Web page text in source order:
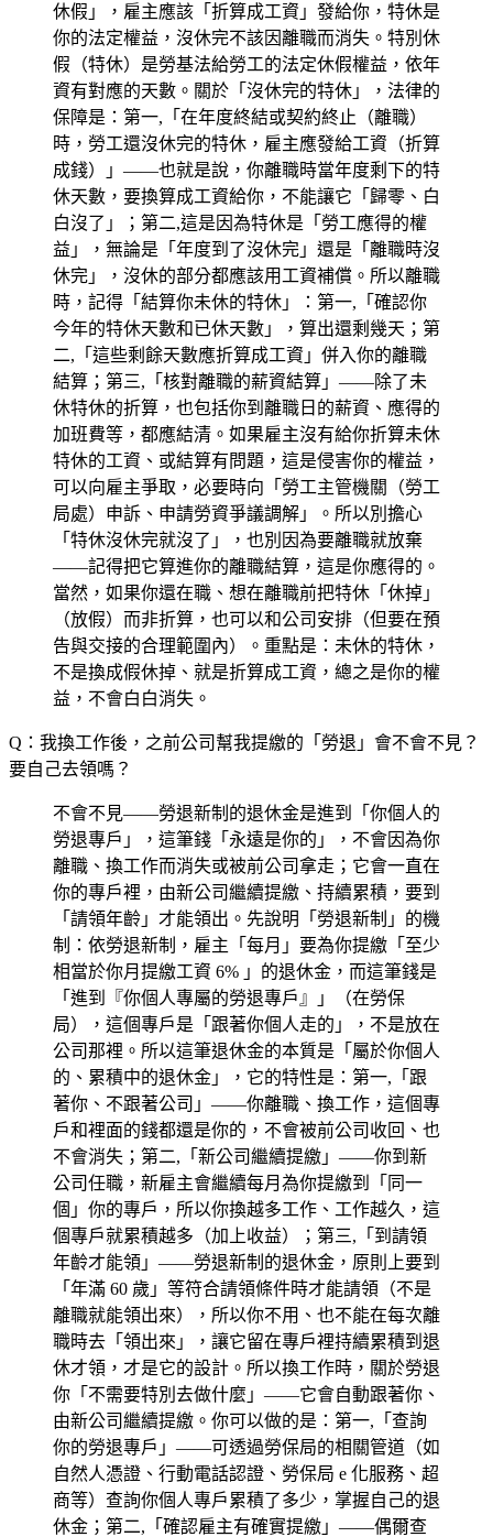
休假」，雇主應該「折算成工資」發給你，特休是
你的法定權益，沒休完不該因離職而消失。特別休
假（特休）是勞基法給勞工的法定休假權益，依年
資有對應的天數。關於「沒休完的特休」，法律的
保障是：第一,「在年度終結或契約終止（離職）
時，勞工還沒休完的特休，雇主應發給工資（折算
成錢）」——也就是說，你離職時當年度剩下的特
休天數，要換算成工資給你，不能讓它「歸零、白
白沒了」；第二,這是因為特休是「勞工應得的權
益」，無論是「年度到了沒休完」還是「離職時沒
休完」，沒休的部分都應該用工資補償。所以離職
時，記得「結算你未休的特休」：第一,「確認你
今年的特休天數和已休天數」，算出還剩幾天；第
二,「這些剩餘天數應折算成工資」併入你的離職
結算；第三,「核對離職的薪資結算」——除了未
休特休的折算，也包括你到離職日的薪資、應得的
加班費等，都應結清。如果雇主沒有給你折算未休
特休的工資、或結算有問題，這是侵害你的權益，
可以向雇主爭取，必要時向「勞工主管機關（勞工
局處）申訴、申請勞資爭議調解」。所以別擔心
「特休沒休完就沒了」，也別因為要離職就放棄
——記得把它算進你的離職結算，這是你應得的。
當然，如果你還在職、想在離職前把特休「休掉」
（放假）而非折算，也可以和公司安排（但要在預
告與交接的合理範圍內）。重點是：未休的特休，
不是換成假休掉、就是折算成工資，總之是你的權
益，不會白白消失。
Q：我換工作後，之前公司幫我提繳的「勞退」會不會不見？
要自己去領嗎？
不會不見——勞退新制的退休金是進到「你個人的
勞退專戶」，這筆錢「永遠是你的」，不會因為你
離職、換工作而消失或被前公司拿走；它會一直在
你的專戶裡，由新公司繼續提繳、持續累積，要到
「請領年齡」才能領出。先說明「勞退新制」的機
制：依勞退新制，雇主「每月」要為你提繳「至少
相當於你月提繳工資 6% 」的退休金，而這筆錢是
「進到『你個人專屬的勞退專戶』」（在勞保
局），這個專戶是「跟著你個人走的」，不是放在
公司那裡。所以這筆退休金的本質是「屬於你個人
的、累積中的退休金」，它的特性是：第一,「跟
著你、不跟著公司」——你離職、換工作，這個專
戶和裡面的錢都還是你的，不會被前公司收回、也
不會消失；第二,「新公司繼續提繳」——你到新
公司任職，新雇主會繼續每月為你提繳到「同一
個」你的專戶，所以你換越多工作、工作越久，這
個專戶就累積越多（加上收益）；第三,「到請領
年齡才能領」——勞退新制的退休金，原則上要到
「年滿 60 歲」等符合請領條件時才能請領（不是
離職就能領出來），所以你不用、也不能在每次離
職時去「領出來」，讓它留在專戶裡持續累積到退
休才領，才是它的設計。所以換工作時，關於勞退
你「不需要特別去做什麼」——它會自動跟著你、
由新公司繼續提繳。你可以做的是：第一,「查詢
你的勞退專戶」——可透過勞保局的相關管道（如
自然人憑證、行動電話認證、勞保局 e 化服務、超
商等）查詢你個人專戶累積了多少，掌握自己的退
休金；第二,「確認雇主有確實提繳」——偶爾查